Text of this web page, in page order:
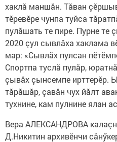
хаклă маншăн. Тăван
тӗревӗре чунпа туйса
пулăшать те пире. Пурне те
2020 çул сывлăха хаклама
мар: «Сывлăх пулсан
Спортпа туслă пулăр,
çывăх çынсемпе ирттерӗр.
тăрăшăр, çавăн чух йăлт
тухнине, кам пулнине ялан
Вера АЛЕКСАНДРОВА
Д.Никитин архивӗнчи